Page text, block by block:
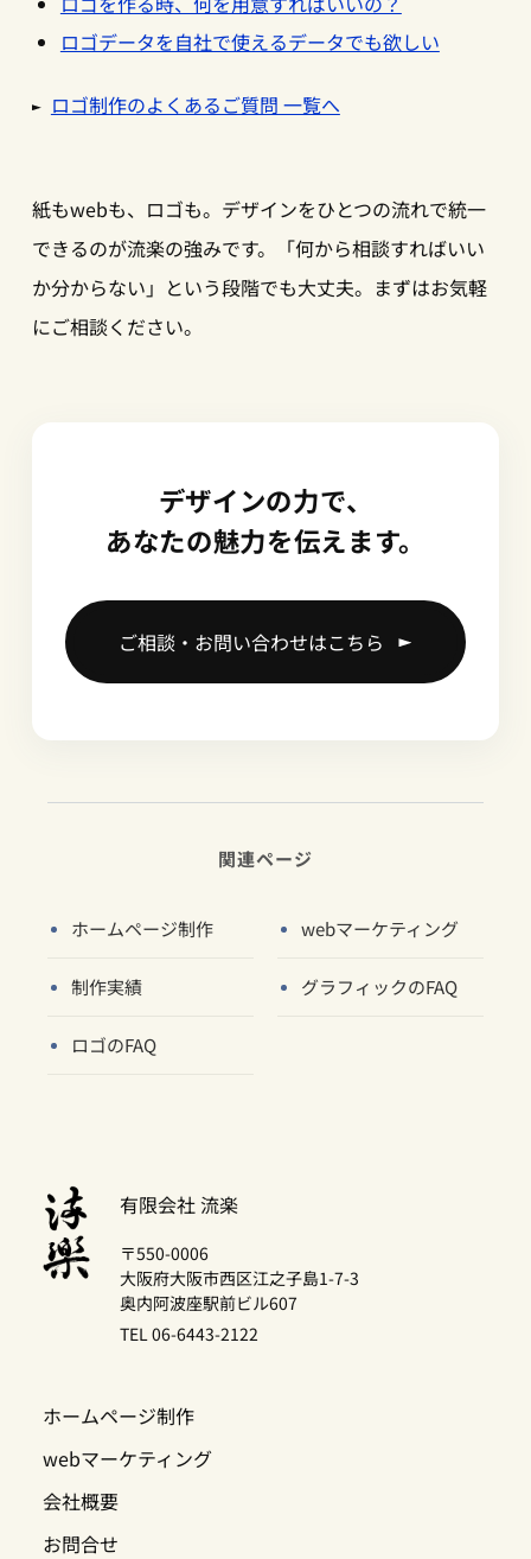
ロゴデータを自社で使えるデータでも欲しい
ロゴ制作のよくあるご質問 一覧へ
紙もwebも、ロゴも。デザインをひとつの流れで統一
できるのが流楽の強みです。「何から相談すればいい
か分からない」という段階でも大丈夫。まずはお気軽
にご相談ください。
デザインの力で、
あなたの魅力を伝えます。
ご相談・お問い合わせはこちら
関連ページ
ホームページ制作 webマーケティング
制作実績 グラフィックのFAQ
ロゴのFAQ
有限会社 流楽
〒550-0006
大阪府大阪市西区江之子島1-7-3
奥内阿波座駅前ビル607
TEL 06-6443-2122
ホームページ制作
webマーケティング
会社概要
お問合せ